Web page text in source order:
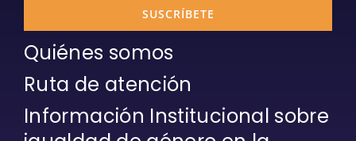
SUSCRÍBETE
Quiénes somos
Ruta de atención
Información Institucional sobre